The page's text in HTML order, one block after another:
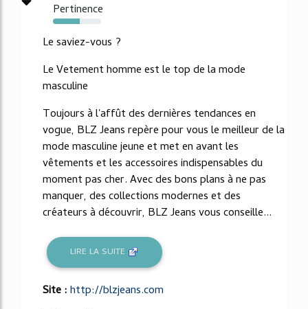
Pertinence
55%
Le saviez-vous ?
Le Vetement homme est le top de la mode
masculine
Toujours à l'affût des dernières tendances en
vogue, BLZ Jeans repère pour vous le meilleur de la
mode masculine jeune et met en avant les
vêtements et les accessoires indispensables du
moment pas cher. Avec des bons plans à ne pas
manquer, des collections modernes et des
créateurs à découvrir, BLZ Jeans vous conseille...
LIRE LA SUITE
Site :http://blzjeans.com